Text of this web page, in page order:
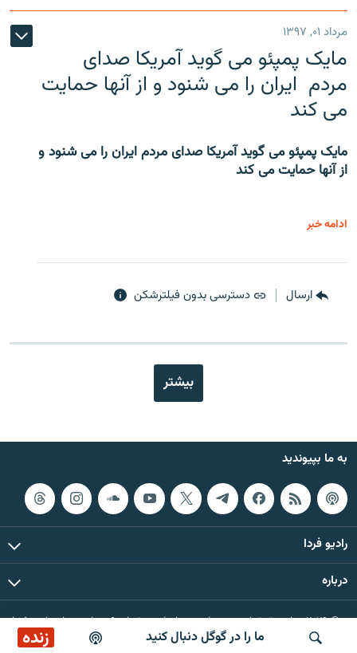
ما را در گوگل دنبال کنید زنده
مرداد ۰۱, ۱۳۹۷
مایک پمپئو می گوید آمریکا صدای
مردم ایران را می شنود و از آنها حمایت
می کند
مایک پمپئو می گوید آمریکا صدای مردم ایران را می شنود و
از آنها حمایت می کند
ادامه خبر
ارسال دسترسی بدون فیلترشکن
بیشتر
به ما بپیوندید
رادیو فردا
درباره
© ۲۰۲۶ تمام حقوق این وب‌سایت، بر اساس مقررات کپی‌رایت، برای رادیو فردا
محفوظ است.